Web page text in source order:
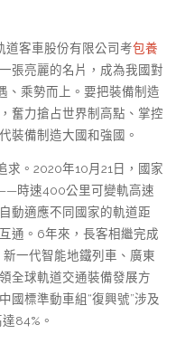
道客車股份有限公司考包養
張亮麗的名片，成為我國對
、乘勢而上。要把裝備制造
奮力搶占世界制高點、掌控
裝備制造大國和強國。
求。2020年10月21日，國家
時速400公里可變軌高速
動適應不同國家的軌道距
通。6年來，長客相繼完成
新一代智能地鐵列車、廣東
全球軌道交通裝備發展方
國標準動車組“復興號”涉及
84%。